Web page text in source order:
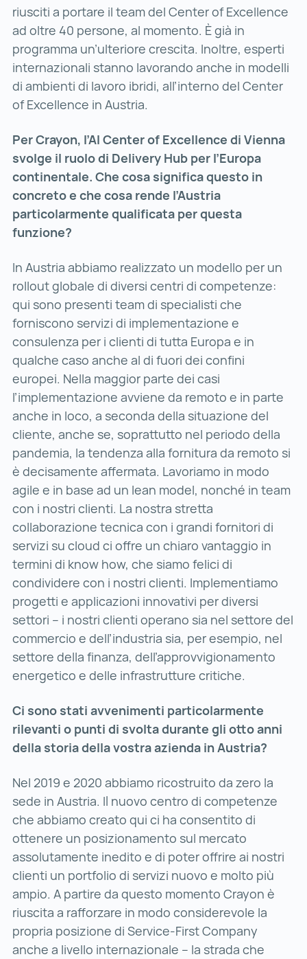
riusciti a portare il team del Center of Excellence
ad oltre 40 persone, al momento. È già in
programma un’ulteriore crescita. Inoltre, esperti
internazionali stanno lavorando anche in modelli
di ambienti di lavoro ibridi, all’interno del Center
of Excellence in Austria.
Per Crayon, l’AI Center of Excellence di Vienna
svolge il ruolo di Delivery Hub per l’Europa
continentale. Che cosa significa questo in
concreto e che cosa rende l’Austria
particolarmente qualificata per questa
funzione?
In Austria abbiamo realizzato un modello per un
rollout globale di diversi centri di competenze:
qui sono presenti team di specialisti che
forniscono servizi di implementazione e
consulenza per i clienti di tutta Europa e in
qualche caso anche al di fuori dei confini
europei. Nella maggior parte dei casi
l’implementazione avviene da remoto e in parte
anche in loco, a seconda della situazione del
cliente, anche se, soprattutto nel periodo della
pandemia, la tendenza alla fornitura da remoto si
è decisamente affermata. Lavoriamo in modo
agile e in base ad un lean model, nonché in team
con i nostri clienti. La nostra stretta
collaborazione tecnica con i grandi fornitori di
servizi su cloud ci offre un chiaro vantaggio in
termini di know how, che siamo felici di
condividere con i nostri clienti. Implementiamo
progetti e applicazioni innovativi per diversi
settori – i nostri clienti operano sia nel settore del
commercio e dell’industria sia, per esempio, nel
settore della finanza, dell’approvvigionamento
energetico e delle infrastrutture critiche.
Ci sono stati avvenimenti particolarmente
rilevanti o punti di svolta durante gli otto anni
della storia della vostra azienda in Austria?
Nel 2019 e 2020 abbiamo ricostruito da zero la
sede in Austria. Il nuovo centro di competenze
che abbiamo creato qui ci ha consentito di
ottenere un posizionamento sul mercato
assolutamente inedito e di poter offrire ai nostri
clienti un portfolio di servizi nuovo e molto più
ampio. A partire da questo momento Crayon è
riuscita a rafforzare in modo considerevole la
propria posizione di Service-First Company
anche a livello internazionale – la strada che